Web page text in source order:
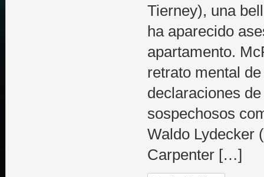
Tierney), una
ha aparecido
apartamento.
retrato mental
declaraciones
sospechosos
Waldo Lydecker
Carpenter […]